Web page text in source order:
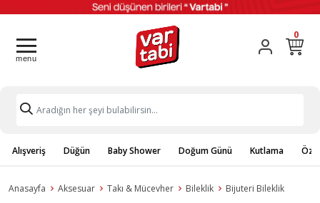
0
Alışveriş Düğün Baby Shower Doğum Günü Kutlama
Anasayfa Aksesuar Takı & Mücevher Bileklik Bijuteri Bileklik